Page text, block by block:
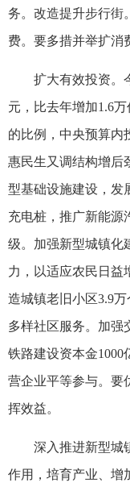
务。改造提升步行街
费。要多措并举扩消
扩大有效投资。
元，比去年增加1.6
的比例，中央预算内
惠民生又调结构增后
型基础设施建设，发
充电桩，推广新能源
级。加强新型城镇化
力，以适应农民日益
造城镇老旧小区3.9
多样社区服务。加强
铁路建设资本金
营企业平等参与。要
挥效益。
深入推进新型城
作用，培育产业、增